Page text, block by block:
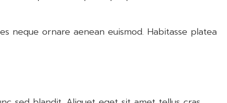
neque ornare aenean euismod. Habitasse platea